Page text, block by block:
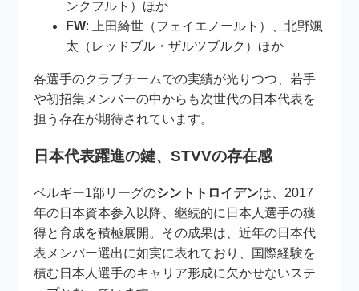
ンクフルト）ほか
FW: 上田綺世（フェイエノールト）、北野颯
太（レッドブル・ザルツブルク）ほか
各選手のクラブチームでの実績が光りつつ、若手
や初招集メンバーの中からも次世代の日本代表を
担う存在が期待されています。
日本代表躍進の鍵、STVVの存在感
ベルギー1部リーグのシントトロイデンは、2017
年の日本資本参入以降、継続的に日本人選手の獲
得と育成を積極展開。その成果は、近年の日本代
表メンバー選出に如実に表れており、国際経験を
積む日本人選手のキャリア形成に欠かせないステ